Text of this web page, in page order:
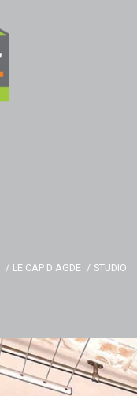
LE CAP D AGDE STUDIO